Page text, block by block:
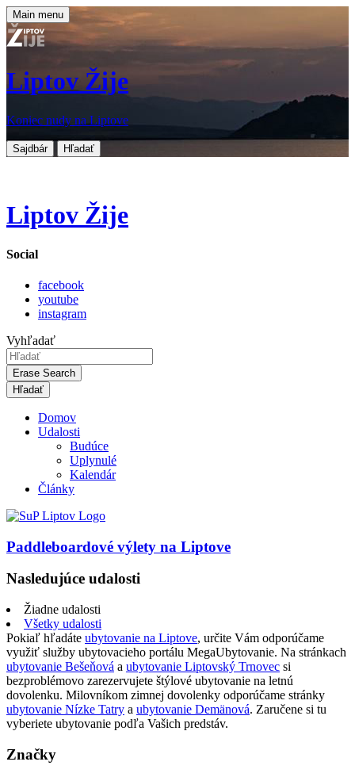
Main menu
Liptov Žije
Koniec nudy na Liptove
Sajdbár Hľadať
Liptov Žije
Social
facebook
youtube
instagram
Vyhľadať
Erase Search
Domov
Udalosti
Budúce
Uplynulé
Kalendár
Články
Paddleboardové výlety na Liptove
Nasledujúce udalosti
Žiadne udalosti
Všetky udalosti
Pokiaľ hľadáte ubytovanie na Liptove, určite Vám odporúčame
využiť služby ubytovacieho portálu MegaUbytovanie. Na stránkach
ubytovanie Bešeňová a ubytovanie Liptovský Trnovec si
bezproblémovo zarezervujete štýlové ubytovanie na letnú
dovolenku. Milovníkom zimnej dovolenky odporúčame stránky
ubytovanie Nízke Tatry a ubytovanie Demänová. Zaručene si tu
vyberiete ubytovanie podľa Vašich predstáv.
Značky